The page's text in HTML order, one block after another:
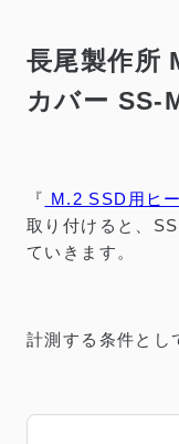
長尾製作所
カバー SS-
『 M.2 SSD用ヒ
取り付けると、
ていきます。
計測する条件とし